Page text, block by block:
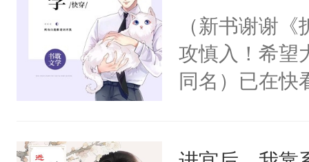
（新书谢谢
攻慎入！希望
同名）已在快